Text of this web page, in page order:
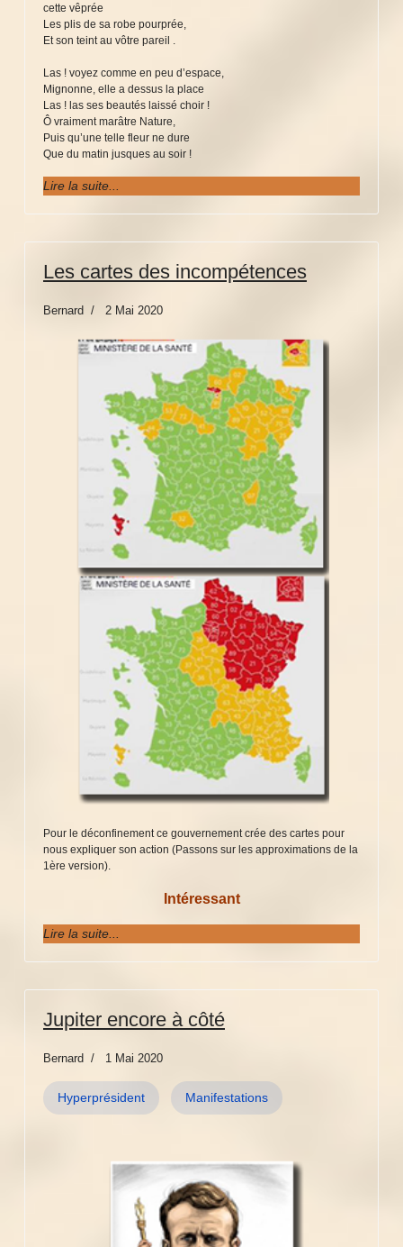
cette vêprée
Les plis de sa robe pourprée,
Et son teint au vôtre pareil .
Las ! voyez comme en peu d’espace,
Mignonne, elle a dessus la place
Las ! las ses beautés laissé choir !
Ô vraiment marâtre Nature,
Puis qu’une telle fleur ne dure
Que du matin jusques au soir !
Lire la suite...
Les cartes des incompétences
Bernard 2 Mai 2020
Pour le déconfinement ce gouvernement crée des cartes pour
nous expliquer son action (Passons sur les approximations de la
1ère version).
Intéressant
Lire la suite...
Jupiter encore à côté
Bernard 1 Mai 2020
Hyperprésident Manifestations